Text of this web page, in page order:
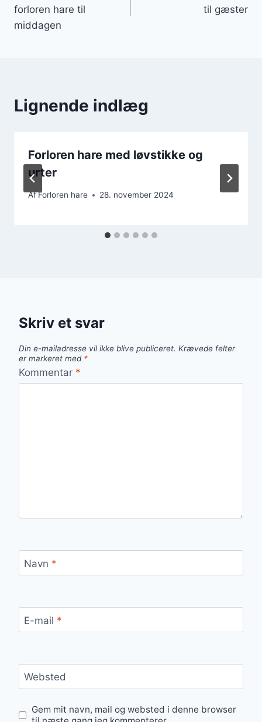
forloren hare til
middagen
til gæster
Lignende indlæg
Forloren hare med løvstikke og
urter
AfForloren hare 28. november 2024
Skriv et svar
Din e-mailadresse vil ikke blive publiceret. Krævede felter
er markeret med *
Kommentar *
Navn *
E-mail *
Websted
Gem mit navn, mail og websted i denne browser